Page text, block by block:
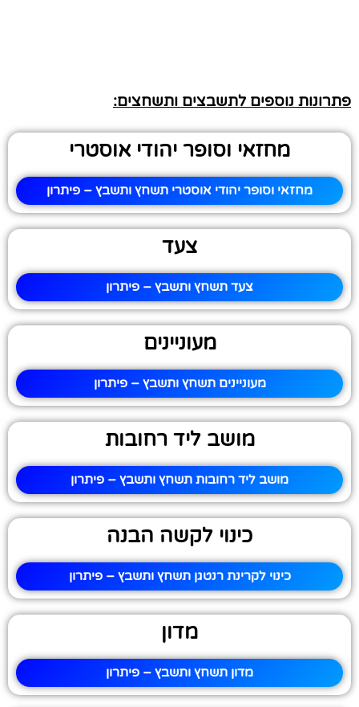
פתרונות נוספים לתשבצים ותשחצים:
מחזאי וסופר יהודי אוסטרי
מחזאי וסופר יהודי אוסטרי תשחץ ותשבץ – פיתרון
צעד
צעד תשחץ ותשבץ – פיתרון
מעוניינים
מעוניינים תשחץ ותשבץ – פיתרון
מושב ליד רחובות
מושב ליד רחובות תשחץ ותשבץ – פיתרון
כינוי לקשה הבנה
כינוי לקרינת רנטגן תשחץ ותשבץ – פיתרון
מדון
מדון תשחץ ותשבץ – פיתרון